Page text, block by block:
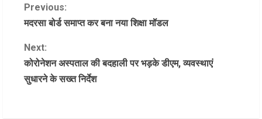
C
n
t
Previous:
मदरसा बोर्ड समाप्त कर बना नया शिक्षा मॉडल
Next:
कोरोनेशन अस्पताल की बदहाली पर भड़के डीएम, व्यवस्थाएं
सुधारने के सख्त निर्देश